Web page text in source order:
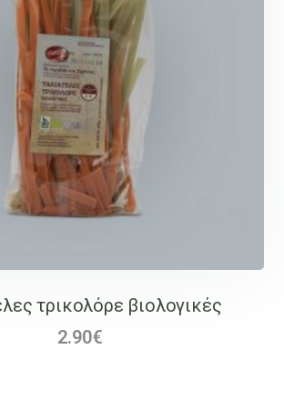
τρικολόρε βιολογικές
2.90€